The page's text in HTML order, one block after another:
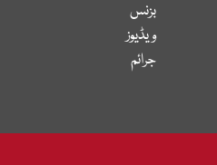
بزنس
ویڈیوز
جرائم